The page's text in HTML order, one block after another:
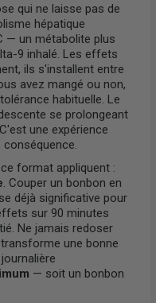
qui ne laisse pas de
hépatique
— un métabolite plus
9 inhalé. Les effets
ils s'installent entre
avez mangé ou non,
habituelle. Le
se prolongeant
une expérience
format appliquent :
. Couper un bonbon en
déjà significative pour
sur 90 minutes
Ne jamais redoser
une bonne
— soit un bonbon